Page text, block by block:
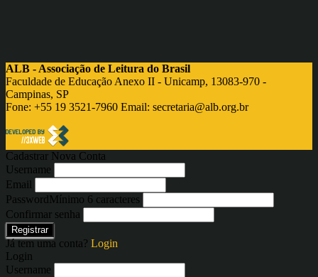
ALB - Associação de Leitura do Brasil
Faculdade de Educação Anexo II - Unicamp, 13083-970 -
Campinas, SP
Fone: +55 19 3521-7960 Email: secretaria@alb.org.br
Cadastrar Nova Conta
Username
Email
PasswordMínimo 6 caracteres
Confirmar senha
Registrar
Já tem uma conta? Login
Login
Username